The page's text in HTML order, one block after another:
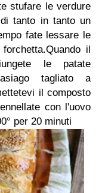
stufare le verdure
tanto in tanto un
fate lessare le
Quando il
le patate
tagliato a
il composto
con l'uovo
per 20 minuti